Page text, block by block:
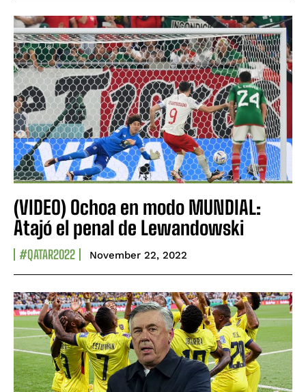
(VIDEO) Ochoa en modo MUNDIAL:
Atajó el penal de Lewandowski
#QATAR2022 November 22, 2022